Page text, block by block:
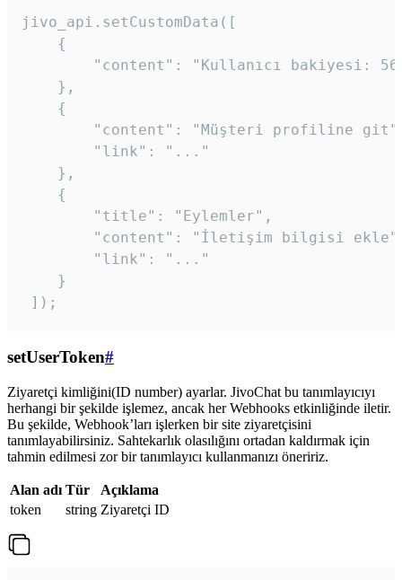
jivo_api.setCustomData([
    {
"content": "Kullanıcı bakiyesi:
    },
    {
"content": "Müşteri profiline
        "link": "..."
    },
    {
        "title": "Eylemler",
"content": "İletişim bilgisi
        "link": "..."
    }
]);
setUserToken#
Ziyaretçi kimliğini(ID number) ayarlar. JivoChat bu tanımlayıcıyı
herhangi bir şekilde işlemez, ancak her Webhooks etkinliğinde iletir.
Bu şekilde, Webhook’ları işlerken bir site ziyaretçisini
tanımlayabilirsiniz. Sahtekarlık olasılığını ortadan kaldırmak için
tahmin edilmesi zor bir tanımlayıcı kullanmanızı öneririz.
Alan adı Tür
Açıklama
token
string Ziyaretçi ID